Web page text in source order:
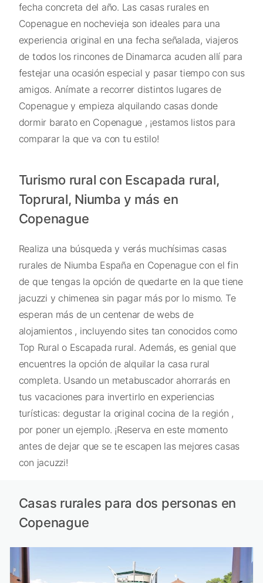
fecha concreta del año. Las casas rurales en
Copenague en nochevieja son ideales para una
experiencia original en una fecha señalada, viajeros
de todos los rincones de Dinamarca acuden allí para
festejar una ocasión especial y pasar tiempo con sus
amigos. Anímate a recorrer distintos lugares de
Copenague y empieza alquilando casas donde
dormir barato en Copenague , ¡estamos listos para
comparar la que va con tu estilo!
Turismo rural con Escapada rural,
Toprural, Niumba y más en
Copenague
Realiza una búsqueda y verás muchísimas casas
rurales de Niumba España en Copenague con el fin
de que tengas la opción de quedarte en la que tiene
jacuzzi y chimenea sin pagar más por lo mismo. Te
esperan más de un centenar de webs de
alojamientos , incluyendo sites tan conocidos como
Top Rural o Escapada rural. Además, es genial que
encuentres la opción de alquilar la casa rural
completa. Usando un metabuscador ahorrarás en
tus vacaciones para invertirlo en experiencias
turísticas: degustar la original cocina de la región ,
por poner un ejemplo. ¡Reserva en este momento
antes de dejar que se te escapen las mejores casas
con jacuzzi!
Casas rurales para dos personas en
Copenague